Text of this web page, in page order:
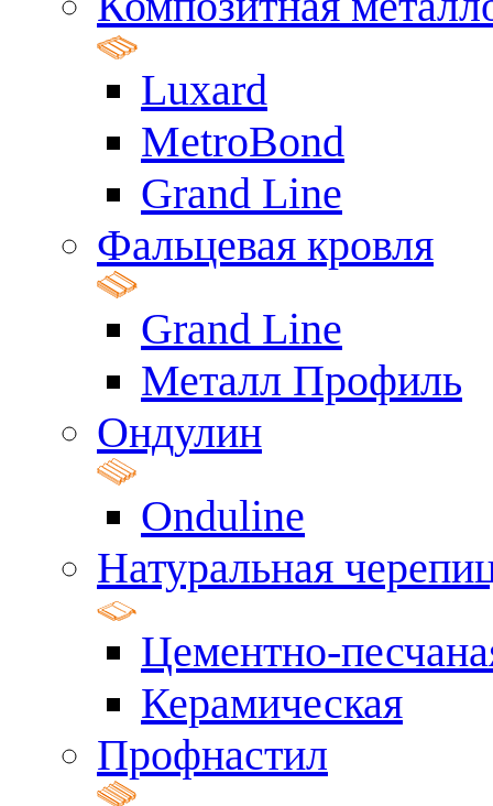
Luxard
MetroBond
Grand Line
Фальцевая кровля
Grand Line
Металл Профиль
Ондулин
Onduline
Натуральная
Цементно-
Керамическая
Профнастил